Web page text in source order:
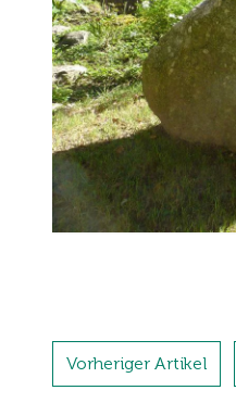
Vorheriger Artikel